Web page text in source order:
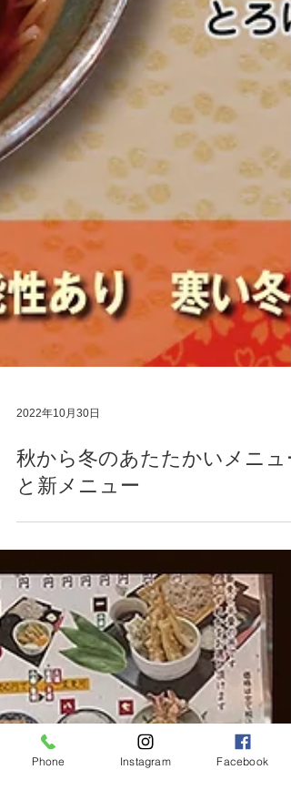
2022年10月30日
秋から冬のあたたかいメニュ
と新メニュー
Phone Instagram Facebook